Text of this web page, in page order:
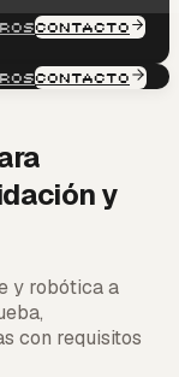
CONTACTO
CONTACTO
y
y robótica a
con requisitos